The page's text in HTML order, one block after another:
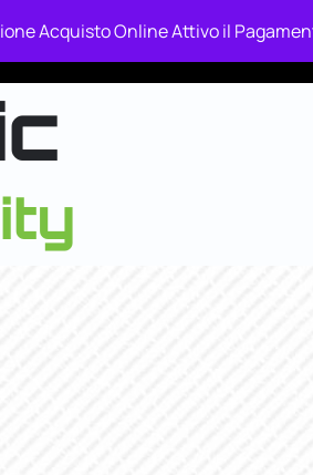
Acquisto Online Attivo il
Relax Tecnologia In Relax